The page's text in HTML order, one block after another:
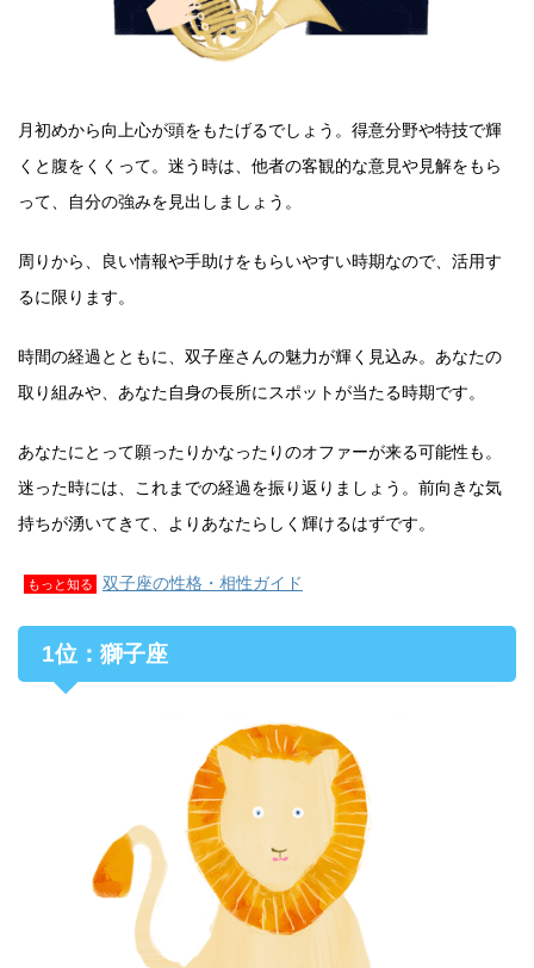
月初めから向上心が頭をもたげるでしょう。得意分野や特技で輝
くと腹をくくって。迷う時は、他者の客観的な意見や見解をもら
って、自分の強みを見出しましょう。
周りから、良い情報や手助けをもらいやすい時期なので、活用す
るに限ります。
時間の経過とともに、双子座さんの魅力が輝く見込み。あなたの
取り組みや、あなた自身の長所にスポットが当たる時期です。
あなたにとって願ったりかなったりのオファーが来る可能性も。
迷った時には、これまでの経過を振り返りましょう。前向きな気
持ちが湧いてきて、よりあなたらしく輝けるはずです。
もっと知る 双子座の性格・相性ガイド
1位：獅子座